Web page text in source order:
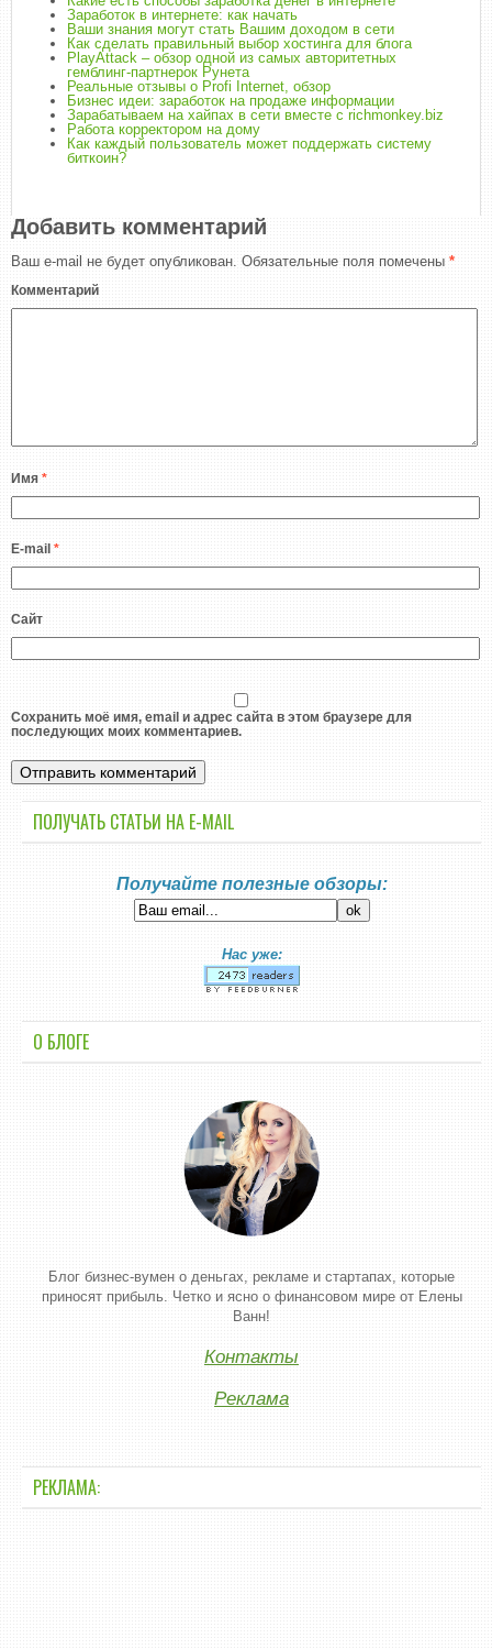
Заработок в интернете: как начать
Ваши знания могут стать Вашим доходом в сети
Как сделать правильный выбор хостинга для блога
PlayAttack – обзор одной из самых авторитетных
гемблинг-партнерок Рунета
Реальные отзывы о Profi Internet, обзор
Бизнес идеи: заработок на продаже информации
Зарабатываем на хайпах в сети вместе с richmonkey.biz
Работа корректором на дому
Как каждый пользователь может поддержать систему
биткоин?
Добавить комментарий
Ваш e-mail не будет опубликован. Обязательные поля помечены *
Комментарий
Имя *
E-mail *
Сайт
Сохранить моё имя, email и адрес сайта в этом браузере для
последующих моих комментариев.
ПОЛУЧАТЬ СТАТЬИ НА E-MАIL
Получайте полезные обзоры:
Нас уже:
О БЛОГЕ
Блог бизнес-вумен о деньгах, рекламе и стартапах, которые
приносят прибыль. Четко и ясно о финансовом мире от Елены
Ванн!
Контакты
Реклама
РЕКЛАМА: